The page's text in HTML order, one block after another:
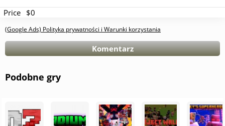
Price $0
(Google Ads) Polityka prywatności i Warunki korzystania
Komentarz
Podobne gry